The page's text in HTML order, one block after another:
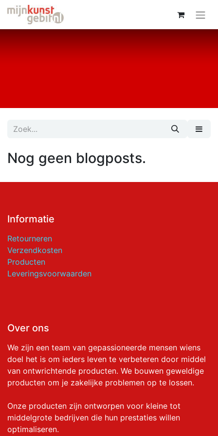
Nog geen blogposts.
Informatie
Retourneren
Verzendkosten
Producten
Leveringsvoorwaarden
Over ons
We zijn een team van gepassioneerde mensen wiens
doel het is om ieders leven te verbeteren door middel
van ontwrichtende producten. We bouwen geweldige
producten om je zakelijke problemen op te lossen.
Onze producten zijn ontworpen voor kleine tot
middelgrote bedrijven die hun prestaties willen
optimaliseren.